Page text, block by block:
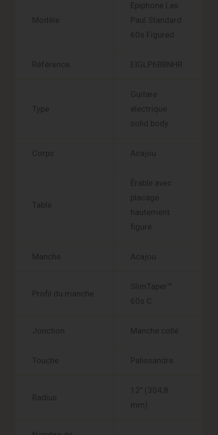
Modèle
Epiphone Les
Paul Standard
60s Figured
Référence EIGLP6BBNHR
Type
Guitare
électrique
solid body
Corps Acajou
Table
Érable avec
placage
hautement
figuré
Manche Acajou
Profil du manche
SlimTaper™
60s C
Jonction Manche collé
Touche Palissandre
Radius
12″ (304,8
mm)